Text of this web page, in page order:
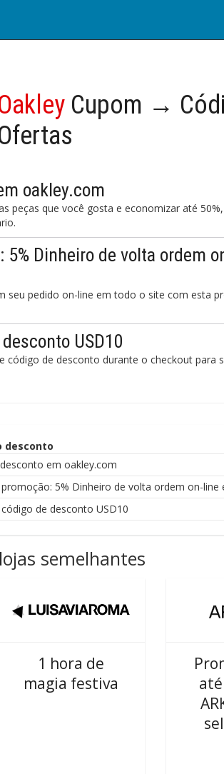
Cupom →
oakley.com
peças que você gosta e economizar até
5% Dinheiro de volta ordem
seu pedido on-line em todo o site com esta
USD10
código de desconto durante o checkout para
desconto
em oakley.com
5% Dinheiro de volta ordem on-
de desconto USD10
semelhantes
1 hora de
magia festiva